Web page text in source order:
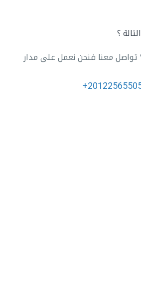
؟
تواصل معنا فنحن نعمل على مدار